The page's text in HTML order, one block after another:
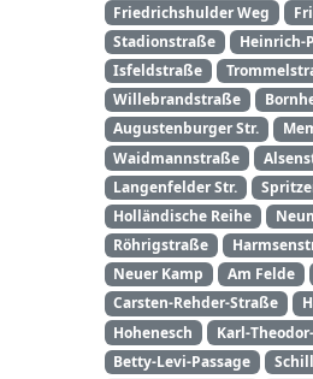
Friedrichshulder Weg
Stadionstraße
Heinrich-
Isfeldstraße
Willebrandstraße
Augustenburger Str.
Waidmannstraße
Langenfelder Str.
Holländische Reihe
Röhrigstraße
Neuer Kamp
Am Felde
Carsten-Rehder-Straße
Hohenesch
Karl-
Betty-Levi-Passage